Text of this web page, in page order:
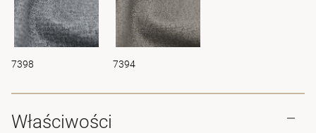
7398 7394
Właściwości